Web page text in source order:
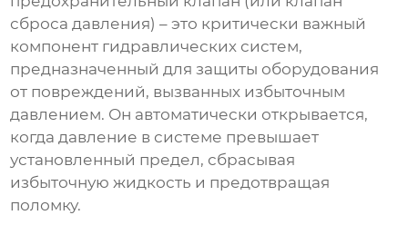
сброса давления) – это критически важный
компонент гидравлических систем,
предназначенный для защиты оборудования
от повреждений, вызванных избыточным
давлением. Он автоматически открывается,
когда давление в системе превышает
установленный предел, сбрасывая
избыточную жидкость и предотвращая
поломку.